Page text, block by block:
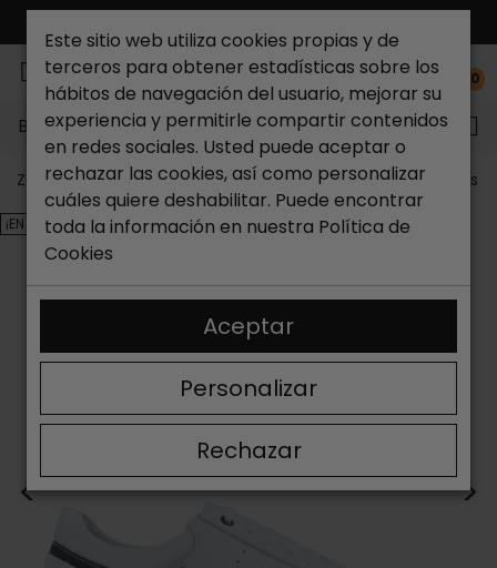
0
Buscar...
Zapateria Catchalot Outlet zapatos Outlet zapatos
¡EN OFERTA!
< >
Este sitio web utiliza cookies propias y de
terceros para obtener estadísticas sobre los
hábitos de navegación del usuario, mejorar su
experiencia y permitirle compartir contenidos
en redes sociales. Usted puede aceptar o
rechazar las cookies, así como personalizar
cuáles quiere deshabilitar. Puede encontrar
toda la información en nuestra Política de
Cookies
Rechazar
Personalizar
Aceptar